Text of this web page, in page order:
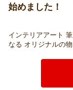
始めました！
インテリアアート
なる オリジナルの